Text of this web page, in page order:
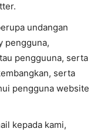
undangan
pengguna,
pengguuna, serta
serta
pengguna website
kepada kami,